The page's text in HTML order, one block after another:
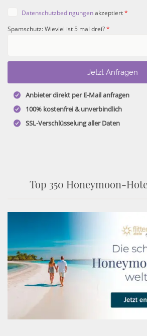
Datenschutzbedingungenakzeptiert*
Spamschutz: Wieviel ist 5 mal drei?*
Anbieter direkt per E-Mail anfragen
100% kostenfrei & unverbindlich
SSL-Verschlüsselung aller Daten
Top 350 Honeymoon-